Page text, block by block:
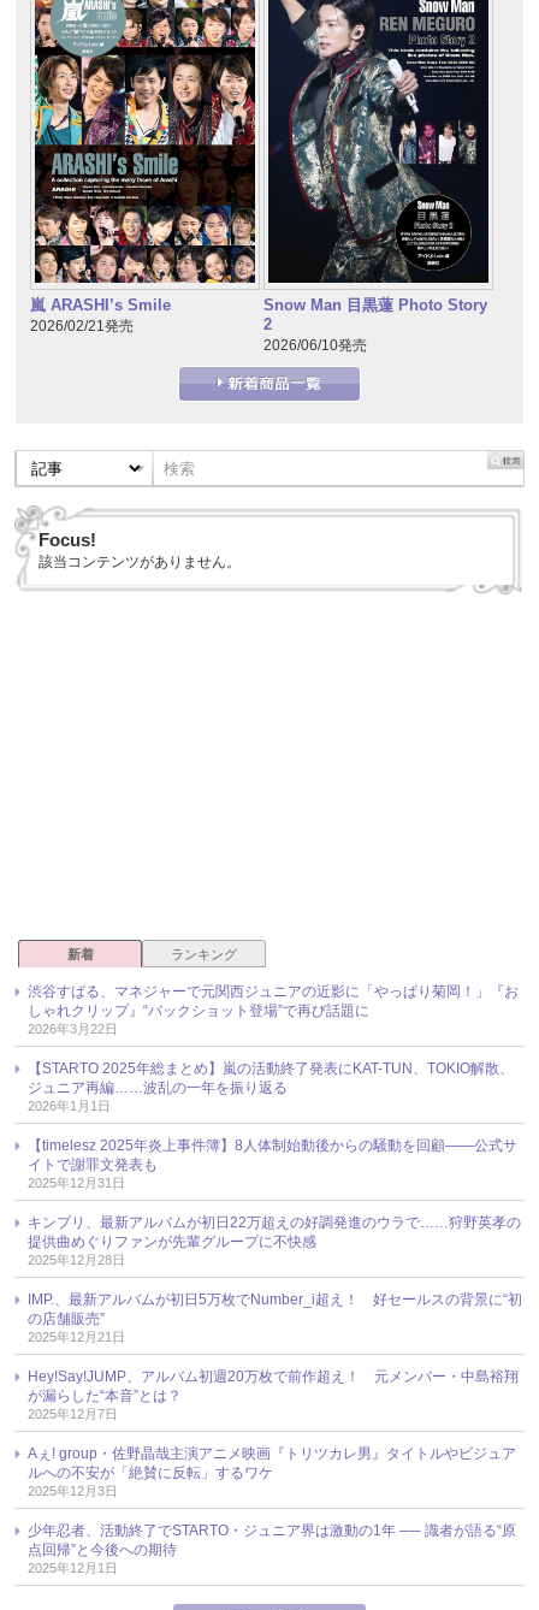
嵐 ARASHI’s Smile
2026/02/21発売
Snow Man 目黒蓮 Photo Story
2
2026/06/10発売
Focus!
該当コンテンツがありません。
新着 ランキング
渋谷すばる、マネジャーで元関西ジュニアの近影に「やっぱり菊岡！」『お
しゃれクリップ』“バックショット登場”で再び話題に
2026年3月22日
【STARTO 2025年総まとめ】嵐の活動終了発表にKAT-TUN、TOKIO解散、
ジュニア再編……波乱の一年を振り返る
2026年1月1日
【timelesz 2025年炎上事件簿】8人体制始動後からの騒動を回顧――公式サ
イトで謝罪文発表も
2025年12月31日
キンプリ、最新アルバムが初日22万超えの好調発進のウラで……狩野英孝の
提供曲めぐりファンが先輩グループに不快感
2025年12月28日
IMP.、最新アルバムが初日5万枚でNumber_i超え！ 好セールスの背景に“初
の店舗販売”
2025年12月21日
Hey!Say!JUMP、アルバム初週20万枚で前作超え！ 元メンバー・中島裕翔
が漏らした“本音”とは？
2025年12月7日
Aぇ! group・佐野晶哉主演アニメ映画『トリツカレ男』タイトルやビジュア
ルへの不安が「絶賛に反転」するワケ
2025年12月3日
少年忍者、活動終了でSTARTO・ジュニア界は激動の1年 ── 識者が語る“原
点回帰”と今後への期待
2025年12月1日